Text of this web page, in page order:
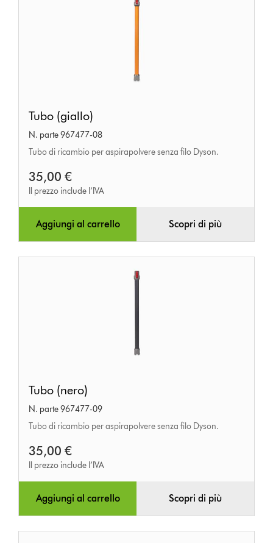
(giallo)
Tubo (giallo)
N. parte 967477-08
Tubo di ricambio per aspirapolvere senza filo Dyson.
35,00 €
Il prezzo include l’IVA
Aggiungi al carrello Scopri di più
(nero)
Tubo (nero)
N. parte 967477-09
Tubo di ricambio per aspirapolvere senza filo Dyson.
35,00 €
Il prezzo include l’IVA
Aggiungi al carrello Scopri di più